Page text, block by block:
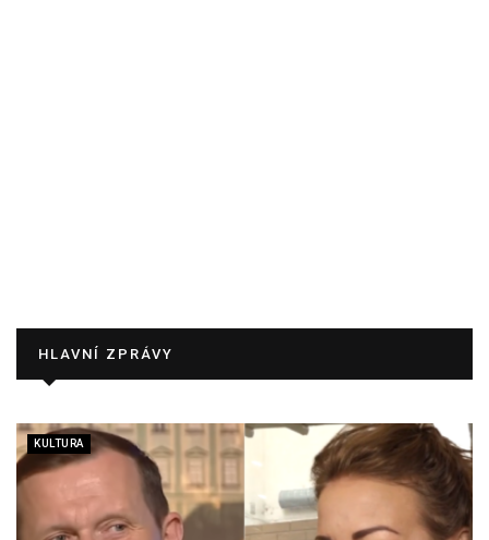
HLAVNÍ ZPRÁVY
KULTURA